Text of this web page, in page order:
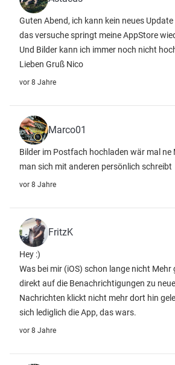
Guten Abend, ich kann kein neues
das versuche springt meine AppStore
Und Bilder kann ich immer noch nicht
Lieben Gruß Nico
vor 8 Jahre
Marco01
Bilder im Postfach hochladen wär mal ne
man sich mit anderen persönlich schreibt
vor 8 Jahre
FritzK
Hey :)
Was bei mir (iOS) schon lange nicht Mehr
direkt auf die Benachrichtigungen zu
Nachrichten klickt nicht mehr dort hin
sich lediglich die App, das wars.
vor 8 Jahre